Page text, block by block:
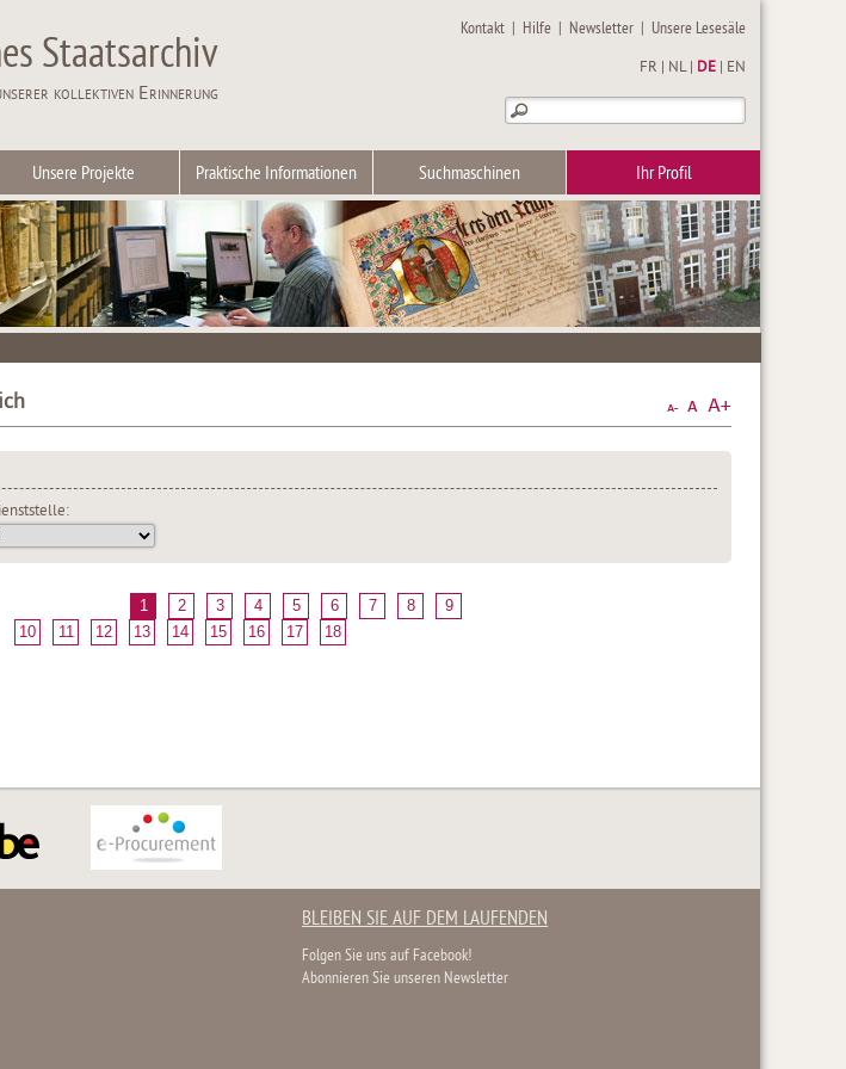
Staatsarchiv
kollektiven Erinnerung
Kontakt | Hilfe | Newsletter | Unsere Lesesäle
FR NL| DE EN
Unsere Projekte Praktische Informationen Suchmaschinen Ihr Profil
1 2 3 4 5 6 7 8
9
10
11 12 13 14 15 16 17 18
BLEIBEN SIE AUF DEM LAUFENDEN
Folgen Sie uns auf Facebook!
Abonnieren Sie unseren Newsletter